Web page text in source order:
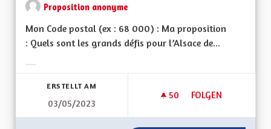
Proposition anonyme
Mon Code postal (ex : 68 000) : Ma proposition
: Quels sont les grands défis pour l’Alsace de...
ERSTELLT AM
03/05/2023
50 50 FOLLOWER
FOLGEN
LA SORTIE DU